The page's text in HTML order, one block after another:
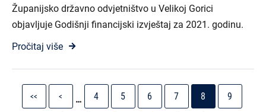
Županijsko državno odvjetništvo u Velikoj Gorici
objavljuje Godišnji financijski izvještaj za 2021. godinu.
Pročitaj više
Pagination
page
<<
page
< …
Stranica
4 Stranica
5 Stranica
6 Stranica
7
Current
page
8 Stranica
9